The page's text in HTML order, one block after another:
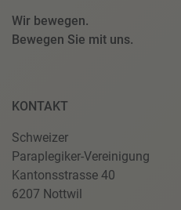
Wir bewegen.
Bewegen Sie mit uns.
KONTAKT
Schweizer
Paraplegiker-Vereinigung
Kantonsstrasse 40
6207 Nottwil